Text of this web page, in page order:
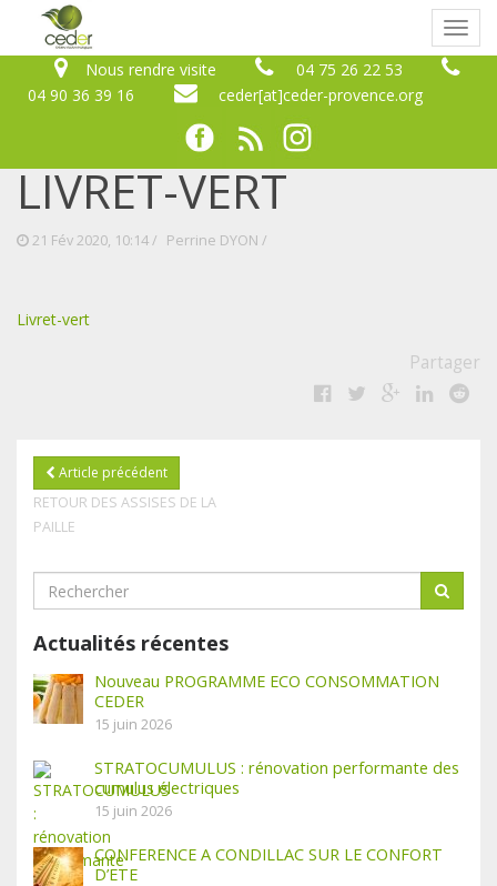
Nous rendre visite
04 75 26 22 53
04 90 36 39 16
ceder[at]ceder-provence.org
LIVRET-VERT
21 Fév 2020, 10:14 / Perrine DYON /
Livret-vert
Partager
Article précédent
RETOUR DES ASSISES DE LA
PAILLE
Actualités récentes
Nouveau PROGRAMME ECO CONSOMMATION
CEDER
15 juin 2026
STRATOCUMULUS : rénovation performante des
cumulus électriques
15 juin 2026
CONFERENCE A CONDILLAC SUR LE CONFORT
D’ETE